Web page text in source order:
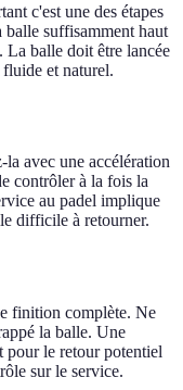
c'est une des étapes
balle suffisamment haut
La balle doit être lancée
et naturel.
avec une accélération
contrôler à la fois la
au padel implique
difficile à retourner.
finition complète. Ne
la balle. Une
pour le retour potentiel
sur le service.